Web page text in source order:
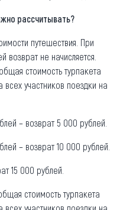
рассчитывать?
путешествия. При
возврат не начисляется.
стоимость турпакета
всех участников поездки на
– возврат 5 000 рублей.
– возврат 10 000 рублей.
15 000 рублей.
стоимость турпакета